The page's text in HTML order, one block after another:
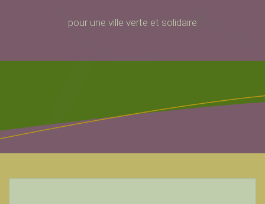
pour une ville verte et solidaire